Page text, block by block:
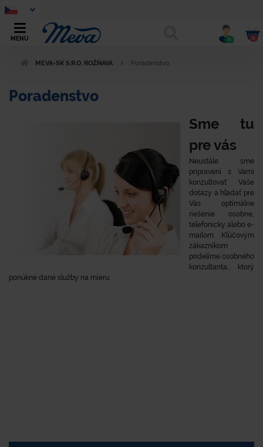
MENU 0 0
MEVA-SK S.R.O. ROŽŇAVA Poradenstvo
Poradenstvo
Sme tu
pre vás
Neustále sme
pripravení s Vami
konzultovať Vaše
dotazy a hľadať pre
Vás optimálne
riešenie osobne,
telefonicky alebo e-
mailom. Kľúčovým
zákazníkom
pridelíme osobného
konzultanta, ktorý
ponúkne dané služby na mieru.